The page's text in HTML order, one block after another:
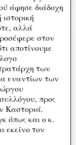
άφησε διάδοχη
αλλά
στον
αποτίνουμε
των
εναντίων των
προς
Καστοριά.
όπως και ο κ.
εκείνο τον